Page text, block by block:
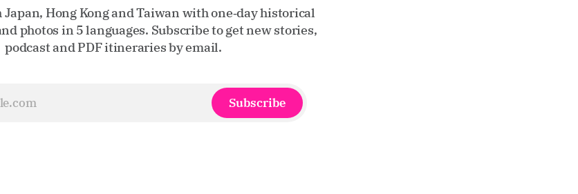
Japan, Hong Kong and Taiwan with one‑day historical
photos in 5 languages. Subscribe to get new stories,
podcast and PDF itineraries by email.
Subscribe